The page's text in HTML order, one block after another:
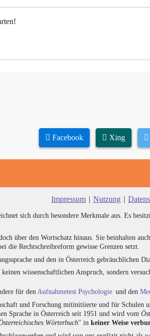
Facebook Xing
Impressum | Nutzung |
sich durch besondere Merkmale aus. Es
über den Wortschatz hinaus. Sie beinhalten
die Rechtschreibreform gewisse Grenzen setzt.
und den in Österreich gebräuchlichen
wissenschaftlichen Anspruch, sondern
für den Aufnahmetest Psychologie und den
und Forschung mitinitiierte und für Schulen
Sprache in Österreich seit 1951 und wird vom
Wörterbuch" in keiner Weise